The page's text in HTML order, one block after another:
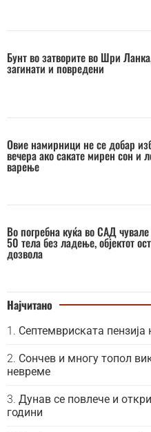
Бунт во затворите во Шри
загинати и повредени
Овие намирници не се добар
вечера ако сакате мирен сон и
варење
Во погребна куќа во САД
50 тела без ладење, објектот
дозвола
Најчитано
Септемвриската
Сончев и многу топол
невреме
Дунав се повлече и
години